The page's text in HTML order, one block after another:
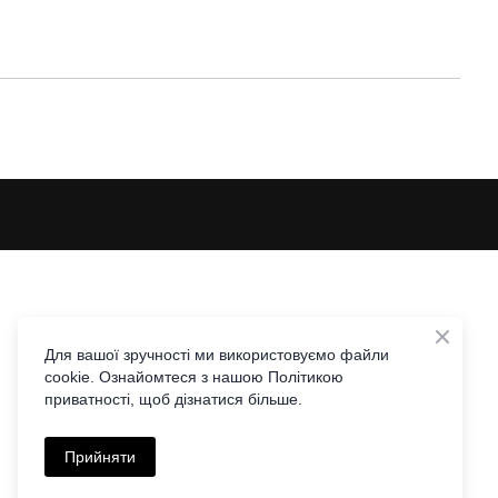
Для вашої зручності ми використовуємо файли
cookie. Ознайомтеся з нашою Політикою
приватності, щоб дізнатися більше.
Прийняти